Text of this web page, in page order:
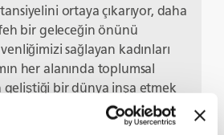
ortaya çıkarıyor, daha
bir geleceğin önünü
sağlayan kadınları
her alanında toplumsal
geliştiği bir dünya inşa etmek
katılın.